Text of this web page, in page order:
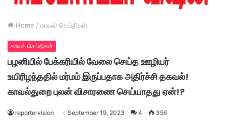
Home / காவல் செய்திகள்
காவல் செய்திகள்
பழனியில் பேக்கரியில் வேலை செய்த ஊழியர்
உயிரிழந்ததில் மர்மம் இருப்பதாக அதிர்ச்சி தகவல்!
காவல்துறை புலன் விசாரணை செய்யாதது ஏன்!?
reportervision September 19, 2023 4 356